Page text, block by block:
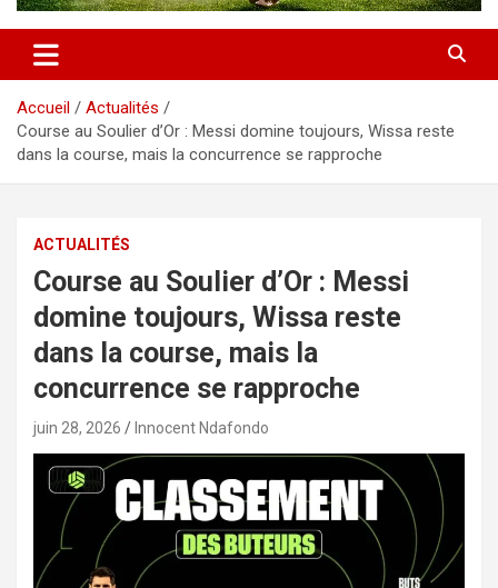
Accueil
Actualités
Course au Soulier d’Or : Messi domine toujours, Wissa reste
dans la course, mais la concurrence se rapproche
ACTUALITÉS
Course au Soulier d’Or : Messi
domine toujours, Wissa reste
dans la course, mais la
concurrence se rapproche
juin 28, 2026 Innocent Ndafondo